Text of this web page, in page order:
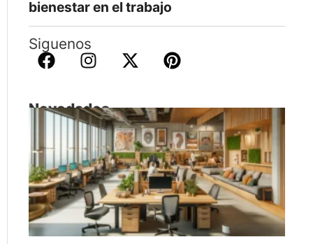
bienestar en el trabajo
Siguenos
Novedades